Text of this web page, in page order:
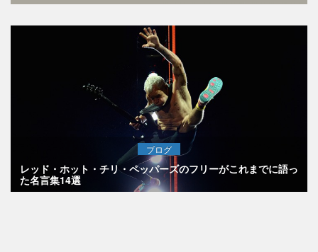
ブログ
レッド・ホット・チリ・ペッパーズのフリーがこれまでに語っ
た名言集14選